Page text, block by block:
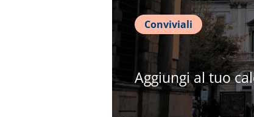
Conviviali
Aggiungi al tuo